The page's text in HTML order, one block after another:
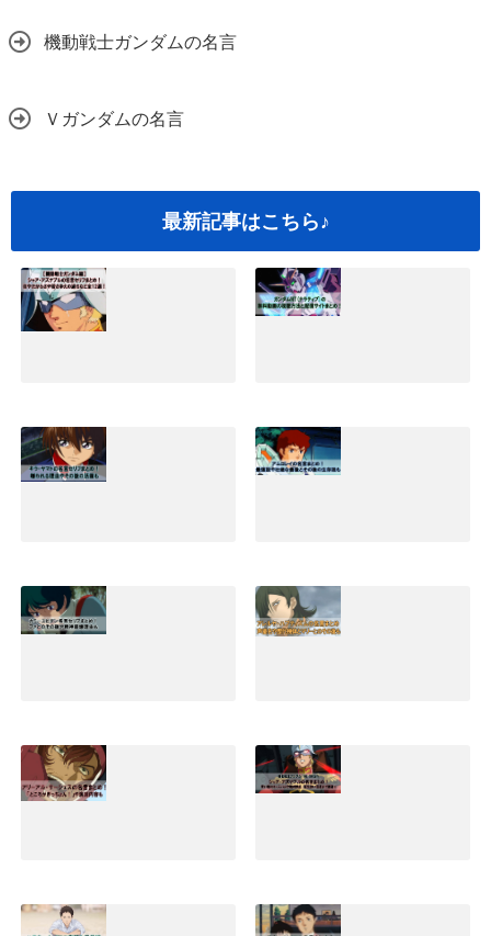
機動戦士ガンダムの名言
Ｖガンダムの名言
最新記事はこちら♪
め！坊やだからさ
や過ちなど全12選
｜機動戦士ガンダ
ム編
動画の視聴方法と
配信サイトまと
め！
とめ！嫌われる理
由やその後の活躍
も
壮絶な最後とその
後の生存説も
2019.02.02
セリフまとめ！そ
の後の生涯と声優
名も｜Zガンダム
2019.01.09
まとめ！声優名や
歴代機体とマリー
とのその後も
まとめ！ところが
ぎっちょんや演説
ン)まとめ！赤いな
実にいい色だなど